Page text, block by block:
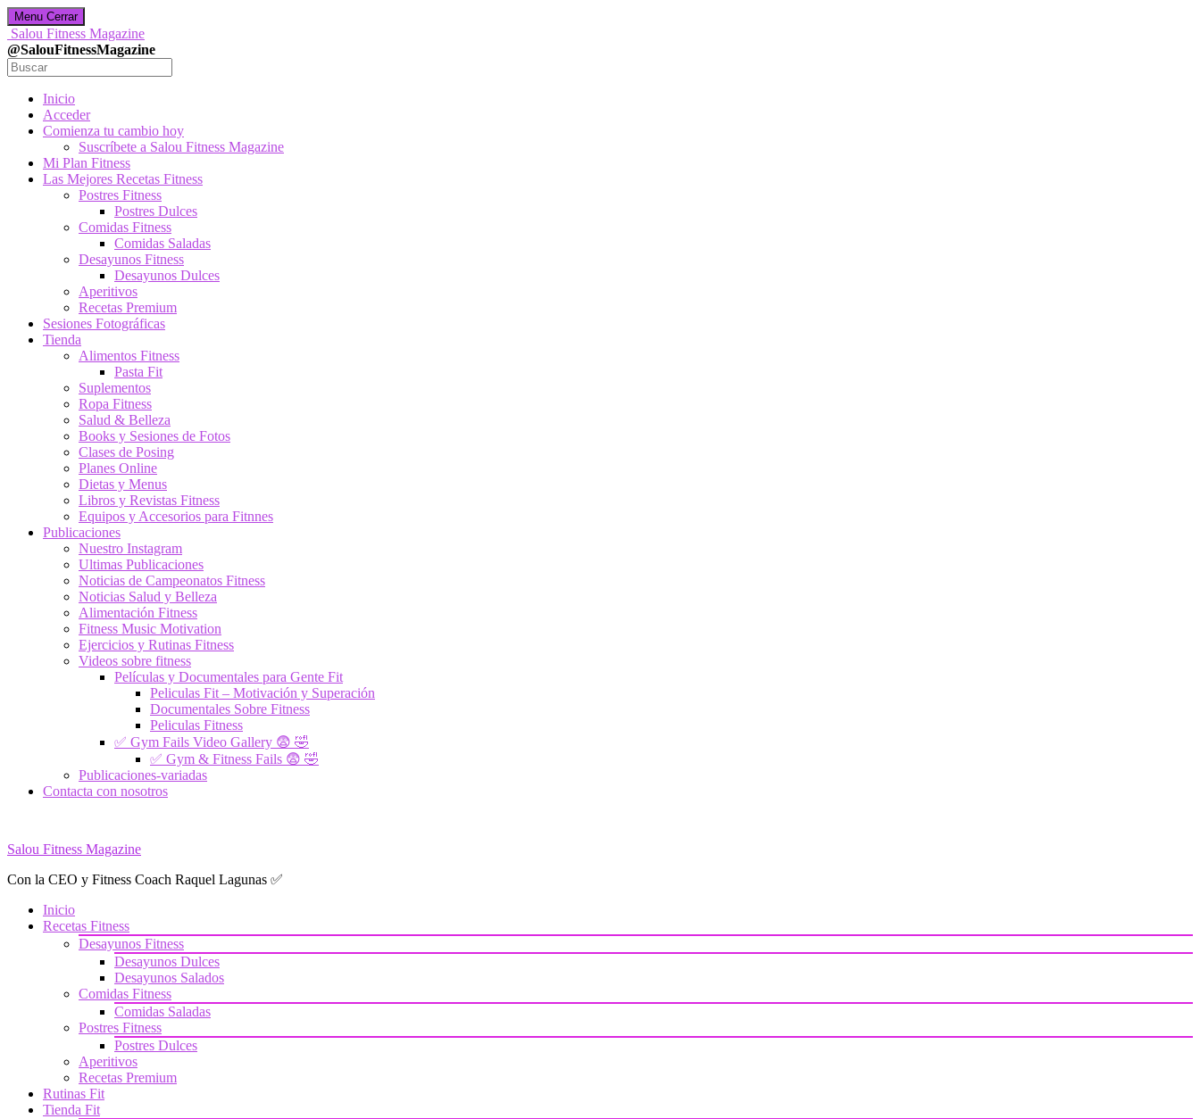
Menu Cerrar
Salou Fitness Magazine
@SalouFitnessMagazine
Inicio
Acceder
Comienza tu cambio hoy
Suscríbete a Salou Fitness Magazine
Mi Plan Fitness
Las Mejores Recetas Fitness
Postres Fitness
Postres Dulces
Comidas Fitness
Comidas Saladas
Desayunos Fitness
Desayunos Dulces
Aperitivos
Recetas Premium
Sesiones Fotográficas
Tienda
Alimentos Fitness
Pasta Fit
Suplementos
Ropa Fitness
Salud & Belleza
Books y Sesiones de Fotos
Clases de Posing
Planes Online
Dietas y Menus
Libros y Revistas Fitness
Equipos y Accesorios para Fitnnes
Publicaciones
Nuestro Instagram
Ultimas Publicaciones
Noticias de Campeonatos Fitness
Noticias Salud y Belleza
Alimentación Fitness
Fitness Music Motivation
Ejercicios y Rutinas Fitness
Videos sobre fitness
Películas y Documentales para Gente Fit
Peliculas Fit – Motivación y Superación
Documentales Sobre Fitness
Peliculas Fitness
✅ Gym Fails Video Gallery 😨 🤣
✅ Gym & Fitness Fails 😨 🤣
Publicaciones-variadas
Contacta con nosotros
contenido
Salou Fitness Magazine
Con la CEO y Fitness Coach Raquel Lagunas ✅
Inicio
Recetas Fitness
Desayunos Fitness
Desayunos Dulces
Desayunos Salados
Comidas Fitness
Comidas Saladas
Postres Fitness
Postres Dulces
Aperitivos
Recetas Premium
Rutinas Fit
Tienda Fit